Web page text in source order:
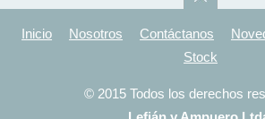
Inicio Nosotros Contáctanos
Stock
© 2015 Todos los derechos